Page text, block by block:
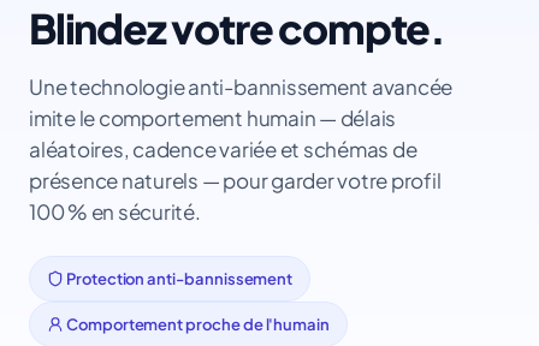
Blindez votre compte.
Une technologie anti-bannissement avancée
imite le comportement humain — délais
aléatoires, cadence variée et schémas de
présence naturels — pour garder votre profil
100 % en sécurité.
Protection anti-bannissement
Comportement proche de l'humain